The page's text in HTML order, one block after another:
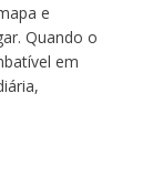
e
Quando o
em